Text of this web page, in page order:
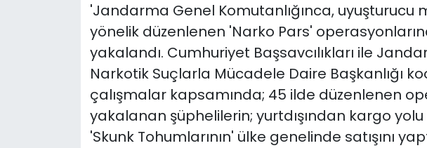
'Jandarma Genel Komutanlığınca, uyuşturucu
yönelik düzenlenen 'Narko Pars'
yakalandı. Cumhuriyet Başsavcılıkları ile
Narkotik Suçlarla Mücadele Daire Başkanlığı
çalışmalar kapsamında; 45 ilde düzenlenen
yakalanan şüphelilerin; yurtdışından kargo
'Skunk Tohumlarının' ülke genelinde satışını